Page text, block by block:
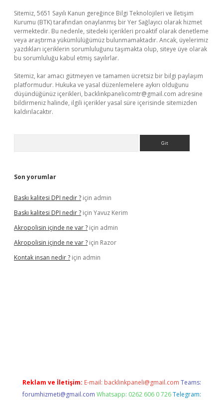
Sitemiz, 5651 Sayılı Kanun gereğince Bilgi Teknolojileri ve İletişim
Kurumu (BTK) tarafından onaylanmış bir Yer Sağlayıcı olarak hizmet
vermektedir. Bu nedenle, sitedeki içerikleri proaktif olarak denetleme
veya araştırma yükümlülüğümüz bulunmamaktadır. Ancak, üyelerimiz
yazdıkları içeriklerin sorumluluğunu taşımakta olup, siteye üye olarak
bu sorumluluğu kabul etmiş sayılırlar.
Sitemiz, kar amacı gütmeyen ve tamamen ücretsiz bir bilgi paylaşım
platformudur. Hukuka ve yasal düzenlemelere aykırı olduğunu
düşündüğünüz içerikleri, backlinkpanelicomtr@gmail.com adresine
bildirmeniz halinde, ilgili içerikler yasal süre içerisinde sitemizden
kaldırılacaktır.
Son yorumlar
Baskı kalitesi DPI nedir ? için admin
Baskı kalitesi DPI nedir ? için Yavuz Kerim
Akropolisin içinde ne var ? için admin
Akropolisin içinde ne var ? için Razor
Kontak insan nedir ? için admin
Reklam ve İletişim: E-mail: backlinkpaneli@gmail.com Teams:
forumhizmeti@gmail.com Whatsapp: 0262 606 0 726 Telegram: